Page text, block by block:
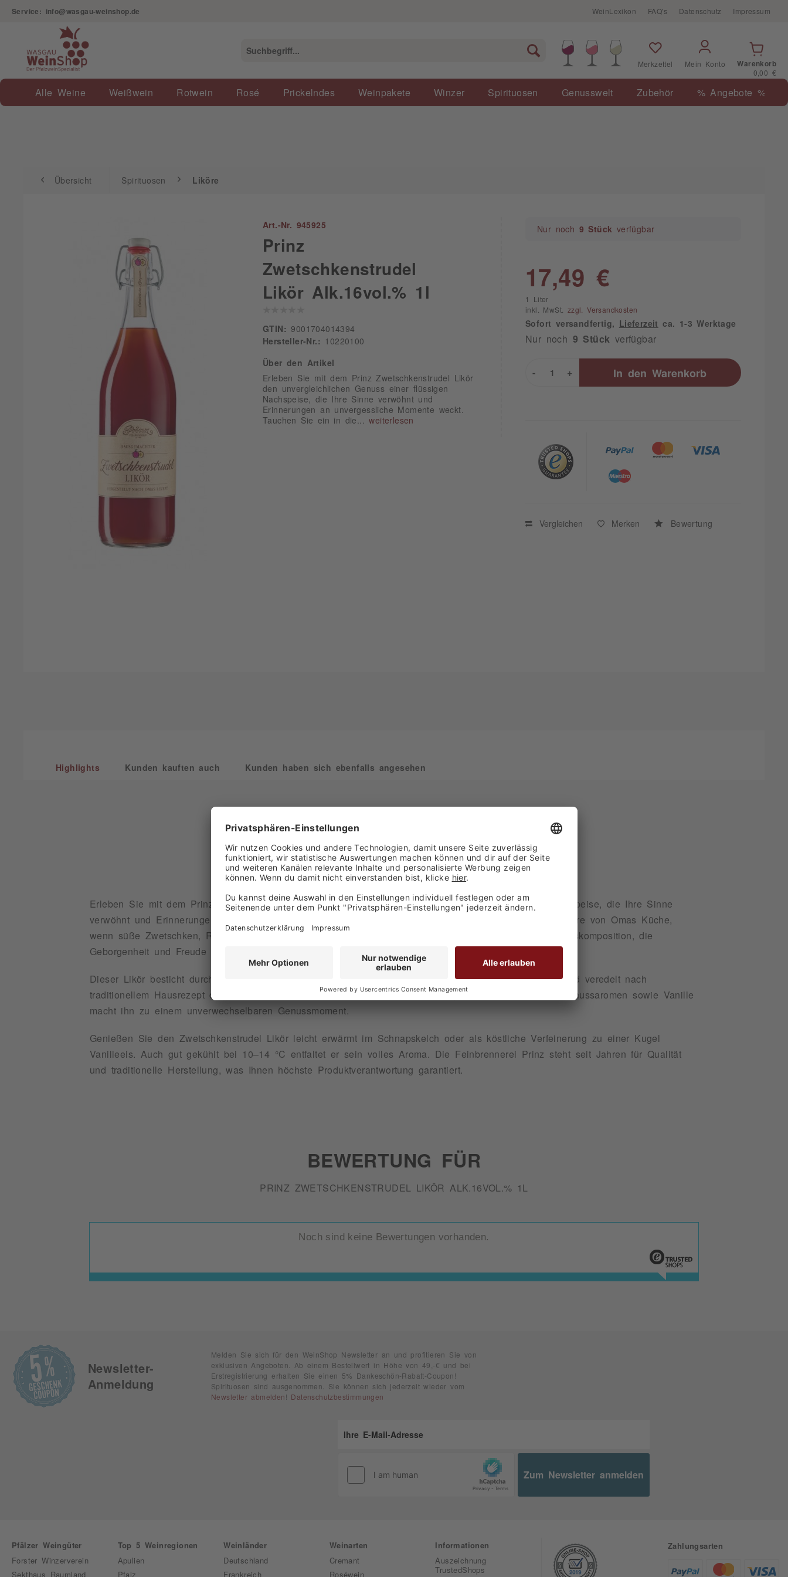
Service: info@wasgau-weinshop.de WeinLexikon FAQ's Datenschutz Impressum
Merkzettel Mein Konto
Warenkorb
0,00 €
Alle Weine Weißwein Rotwein Rosé Prickelndes Weinpakete Winzer Spirituosen Genusswelt Zubehör % Angebote %
Übersicht Spirituosen
Übersicht Spirituosen Liköre
Art.-Nr. 945925
Prinz
Zwetschkenstrudel
Likör Alk.16vol.% 1l
GTIN:
9001704014394
Hersteller-Nr.:
10220100
Über den Artikel
Erleben Sie mit dem Prinz Zwetschkenstrudel Likör
den unvergleichlichen Genuss einer flüssigen
Nachspeise, die Ihre Sinne verwöhnt und
Erinnerungen an unvergessliche Momente weckt.
Tauchen Sie ein in die...weiterlesen
Nur noch 9 Stück verfügbar
17,49 €
1 Liter
inkl. MwSt. zzgl. Versandkosten
Sofort versandfertig, Lieferzeit ca. 1-3 Werktage
Nur noch 9 Stück verfügbar
+
- In den Warenkorb
Vergleichen Merken Bewertung
Highlights Kunden kauften auch Kunden haben sich ebenfalls angesehen
PRINZ ZWETSCHKENSTRUDEL LIKÖR ALK.16VOL.% 1L
Erleben Sie mit dem Prinz Zwetschkenstrudel Likör den unvergleichlichen Genuss einer flüssigen Nachspeise, die Ihre Sinne
verwöhnt und Erinnerungen an unvergessliche Momente weckt. Tauchen Sie ein in die warme Atmosphäre von Omas Küche,
wenn süße Zwetschken, Rosinen und ein Hauch Zimt Ihren Gaumen umschmeicheln – eine Geschmackskomposition, die
Geborgenheit und Freude vermittelt.
Dieser Likör besticht durch seine einzigartige Rezeptur aus vollreifen Zwetschken, sorgfältig gepresst und veredelt nach
traditionellem Hausrezept der Feinbrennerei Prinz. Die harmonische Verbindung von feiner Frucht, Haselnussaromen sowie Vanille
macht ihn zu einem unverwechselbaren Genussmoment.
Genießen Sie den Zwetschkenstrudel Likör leicht erwärmt im Schnapskelch oder als köstliche Verfeinerung zu einer Kugel
Vanilleeis. Auch gut gekühlt bei 10–14 °C entfaltet er sein volles Aroma. Die Feinbrennerei Prinz steht seit Jahren für Qualität
und traditionelle Herstellung, was Ihnen höchste Produktverantwortung garantiert.
BEWERTUNG FÜR
PRINZ ZWETSCHKENSTRUDEL LIKÖR ALK.16VOL.% 1L
Noch sind keine Bewertungen vorhanden.
Newsletter-
Anmeldung
Melden Sie sich für den WeinShop Newsletter an und profitieren Sie von
exklusiven Angeboten. Ab einem Bestellwert in Höhe von 49,-€ und bei
Erstregistrierung erhalten Sie einen 5% Dankeschön-Rabatt-Coupon!
Spirituosen sind ausgenommen. Sie können sich jederzeit wieder vom
Newsletter abmelden ! Datenschutzbestimmungen
Zum Newsletter anmelden
Pfälzer Weingüter
Forster Winzerverein
Sekthaus Raumland
Top 5 Weinregionen
Apulien
Pfalz
Weinländer
Deutschland
Frankreich
Weinarten
Cremant
Roséwein
Informationen
Auszeichnung
TrustedShops
Zahlungsarten